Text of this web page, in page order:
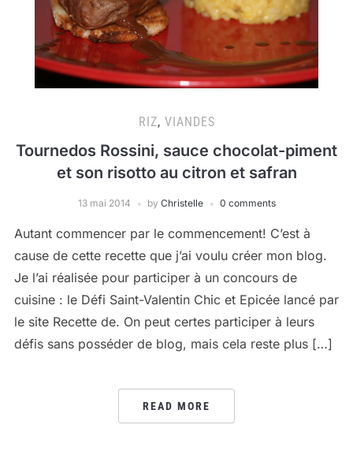
RIZ, VIANDES
Tournedos Rossini, sauce chocolat-piment
et son risotto au citron et safran
13 mai 2014 by Christelle 0 comments
Autant commencer par le commencement! C’est à
cause de cette recette que j’ai voulu créer mon blog.
Je l’ai réalisée pour participer à un concours de
cuisine : le Défi Saint-Valentin Chic et Epicée lancé par
le site Recette de. On peut certes participer à leurs
défis sans posséder de blog, mais cela reste plus […]
READ MORE